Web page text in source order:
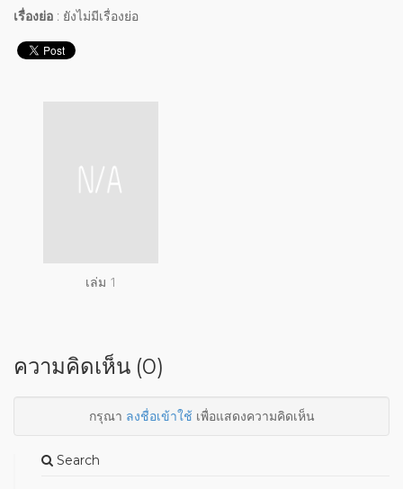
เรื่องย่อ : ยังไม่มีเรื่องย่อ
เล่ม 1
ความคิดเห็น (0)
กรุณา ลงชื่อเข้าใช้เพื่อแสดงความคิดเห็น
Search